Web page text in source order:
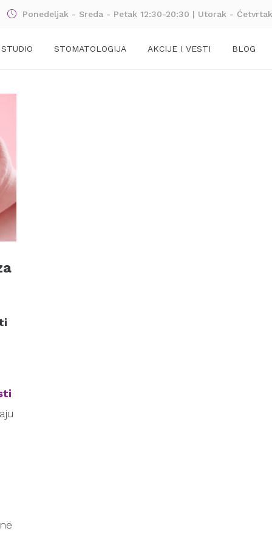
Ponedeljak - Sreda - Petak 12:30-20:30 | Utorak -
STOMATOLOGIJA AKCIJE I VESTI BLOG